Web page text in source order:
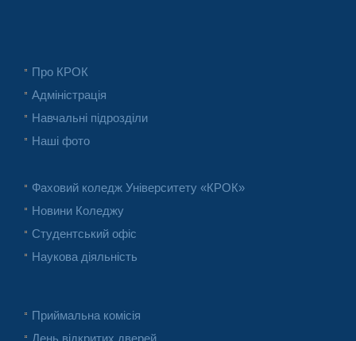
Про КРОК
Адміністрація
Навчальні підрозділи
Наші фото
Фаховий коледж Університету «КРОК»
Новини Коледжу
Студентський офіс
Наукова діяльність
Приймальна комісія